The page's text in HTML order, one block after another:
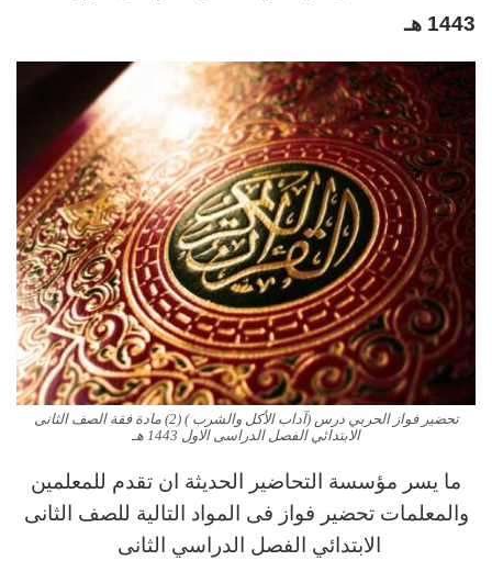
1443 هـ
تحضير فواز الحربي درس (آداب الأكل والشرب ) (2) مادة فقة الصف الثانى
الابتدائي الفصل الدراسى الاول 1443 هـ
ما يسر مؤسسة التحاضير الحديثة ان تقدم للمعلمين
والمعلمات تحضير فواز فى المواد التالية للصف الثانى
الابتدائي الفصل الدراسي الثانى